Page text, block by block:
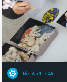
DÉFI SCIENTIFIQUE